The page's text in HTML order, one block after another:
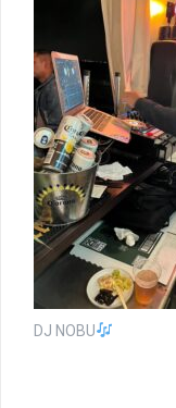
DJ NOBU